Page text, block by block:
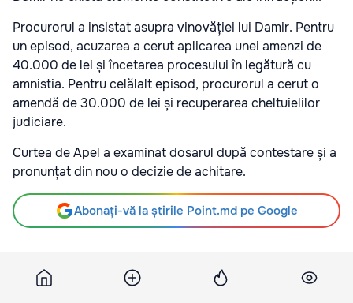
Procurorul a insistat asupra vinovăției lui Damir. Pentru
un episod, acuzarea a cerut aplicarea unei amenzi de
40.000 de lei și încetarea procesului în legătură cu
amnistia. Pentru celălalt episod, procurorul a cerut o
amendă de 30.000 de lei și recuperarea cheltuielilor
judiciare.
Curtea de Apel a examinat dosarul după contestare și a
pronunțat din nou o decizie de achitare.
Abonați-vă la știrile Point.md pe Google